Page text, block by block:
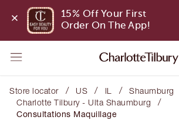
15% Off Your First
Order On The App!
Store locator / US / IL / Shaumburg
Charlotte Tilbury - Ulta Shaumburg /
Consultations Maquillage